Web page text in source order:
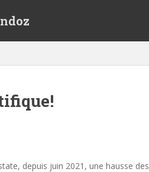
depuis juin 2021, une hausse des